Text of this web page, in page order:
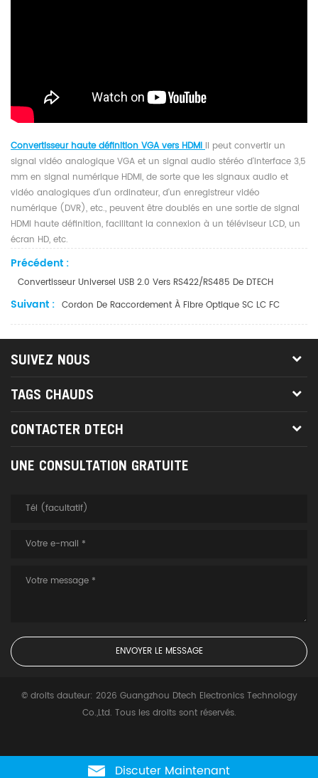
Convertisseur haute définition VGA vers HDMIIl peut convertir un
signal vidéo analogique VGA et un signal audio stéréo d'interface 3,5
mm en signal numérique HDMI, de sorte que les signaux audio et
vidéo analogiques d'un ordinateur, d'un enregistreur vidéo
numérique (DVR), etc., peuvent être doublés en une sortie de signal
HDMI haute définition, facilitant la connexion à un téléviseur LCD, un
écran HD, etc.
Précédent :
Convertisseur Universel USB 2.0 Vers RS422/RS485 De DTECH
Suivant : Cordon De Raccordement À Fibre Optique SC LC FC
SUIVEZ NOUS
TAGS CHAUDS
CONTACTER DTECH
UNE CONSULTATION GRATUITE
© droits dauteur: 2026 Guangzhou Dtech Electronics Technology
Co.,Ltd. Tous les droits sont réservés.
Discuter Maintenant